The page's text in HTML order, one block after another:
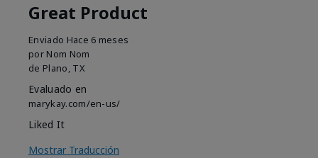
Great Product
Enviado Hace 6 meses
por Nom Nom
de Plano, TX
Evaluado en
marykay.com/en-us/
Liked It
Mostrar Traducción